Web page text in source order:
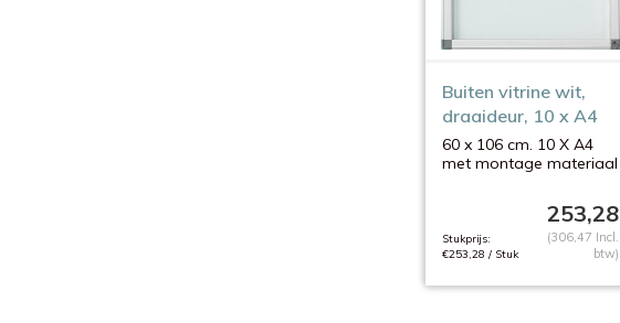
Buiten vitrine wit,
draaideur, 10 x A4
60 x 106 cm. 10 X A4
met montage materiaal
253,28
Stukprijs:
€253,28 / Stuk
(306,47 Incl.
btw)